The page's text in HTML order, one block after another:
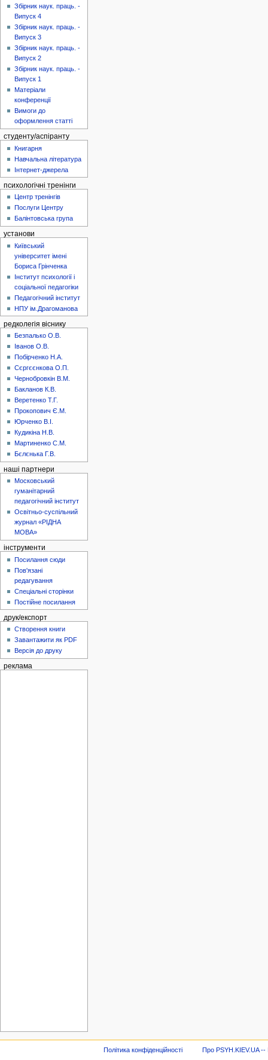
Збірник наук. праць. -
Випуск 4
Збірник наук. праць. -
Випуск 3
Збірник наук. праць. -
Випуск 2
Збірник наук. праць. -
Випуск 1
Матеріали
конференції
Вимоги до
оформлення статті
студенту/аспіранту
Книгарня
Навчальна література
Інтернет-джерела
психологічні тренінги
Центр тренінгів
Послуги Центру
Балінтовська група
установи
Київський
університет імені
Бориса Грінченка
Інститут психології і
соціальної педагогіки
Педагогічний інститут
НПУ ім.Драгоманова
редколегія віснику
Безпалько О.В.
Іванов О.В.
Побірченко Н.А.
Сєргєєнкова О.П.
Чернобровкін В.М.
Бакланов К.В.
Веретенко Т.Г.
Прокопович Є.М.
Юрченко В.І.
Кудикіна Н.В.
Мартиненко С.М.
Бєлєнька Г.В.
наші партнери
Московський
гуманітарний
педагогічний інститут
Освітньо-суспільний
журнал «РІДНА
МОВА»
інструменти
Посилання сюди
Пов'язані
редагування
Спеціальні сторінки
Постійне посилання
друк/експорт
Створення книги
Завантажити як PDF
Версія до друку
реклама
Політика конфіденційності Про PSYH.KIEV.UA --